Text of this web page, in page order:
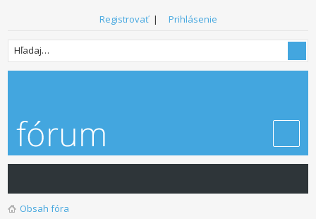
Registrovať| Prihlásenie
Obsah fóra